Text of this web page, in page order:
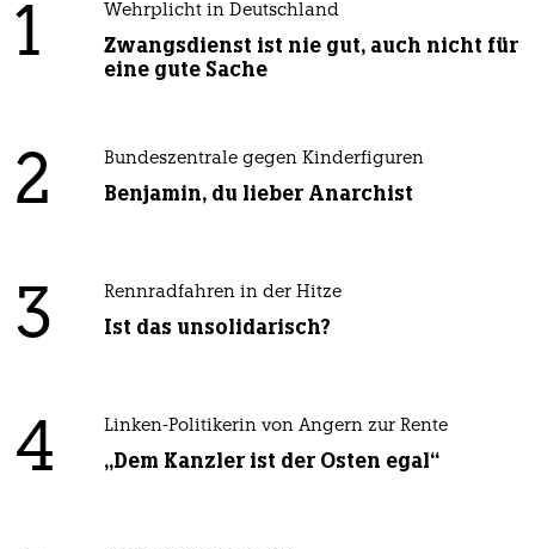
1 Wehrplicht in Deutschland
Zwangsdienst ist nie gut, auch nicht für
eine gute Sache
2 Bundeszentrale gegen Kinderfiguren
Benjamin, du lieber Anarchist
3 Rennradfahren in der Hitze
Ist das unsolidarisch?
4 Linken-Politikerin von Angern zur Rente
„Dem Kanzler ist der Osten egal“